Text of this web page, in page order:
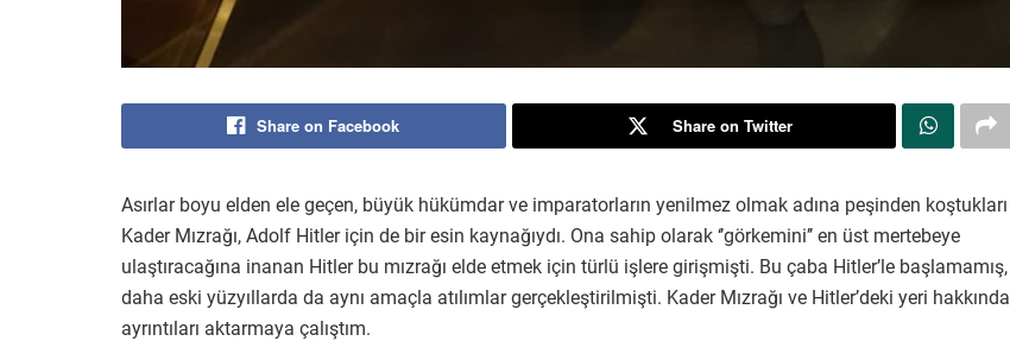
Share on Facebook Share on Twitter
Asırlar boyu elden ele geçen, büyük hükümdar ve imparatorların yenilmez olmak adına peşinden koştukları
Kader Mızrağı, Adolf Hitler için de bir esin kaynağıydı. Ona sahip olarak ‘’görkemini’’ en üst mertebeye
ulaştıracağına inanan Hitler bu mızrağı elde etmek için türlü işlere girişmişti. Bu çaba Hitler’le başlamamış,
daha eski yüzyıllarda da aynı amaçla atılımlar gerçekleştirilmişti. Kader Mızrağı ve Hitler’deki yeri hakkında
ayrıntıları aktarmaya çalıştım.